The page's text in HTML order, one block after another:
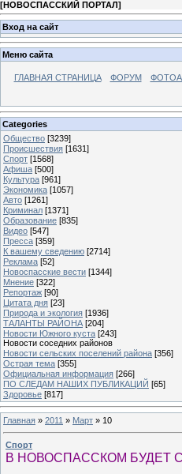
[НОВОСПАССКИЙ ПОРТАЛ]
Вход на сайт
Меню сайта
ГЛАВНАЯ СТРАНИЦА ФОРУМ
Categories
Общество [3239]
Происшествия [1631]
Спорт [1568]
Афиша [500]
Культура [961]
Экономика [1057]
Авто [1261]
Криминал [1371]
Образование [835]
Видео [547]
Пресса [359]
К вашему сведению [2714]
Реклама [52]
Новоспасские вести [1344]
Мнение [322]
Репортаж [90]
Цитата дня [23]
Природа и экология [1936]
ТАЛАНТЫ РАЙОНА [204]
Новости Южного куста [243]
Новости соседних районов
Новости сельских поселений района [356]
Острая тема [355]
Официальная информация [266]
ПО СЛЕДАМ НАШИХ ПУБЛИКАЦИЙ [65]
Здоровье [817]
Главная » 2011 » Март » 10
Спорт
В НОВОСПАССКОМ БУДЕТ